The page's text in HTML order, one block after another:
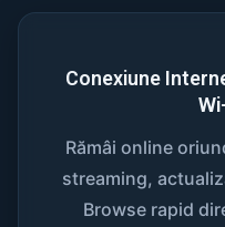
Conexiune
Rămâi online
streaming,
Browse rapid